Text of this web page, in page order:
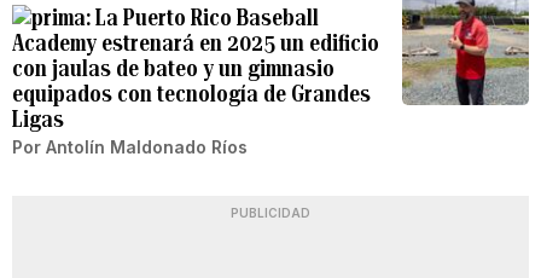
La Puerto Rico Baseball
Academy estrenará en 2025 un edificio
con jaulas de bateo y un gimnasio
equipados con tecnología de Grandes
Ligas
Por Antolín Maldonado Ríos
PUBLICIDAD